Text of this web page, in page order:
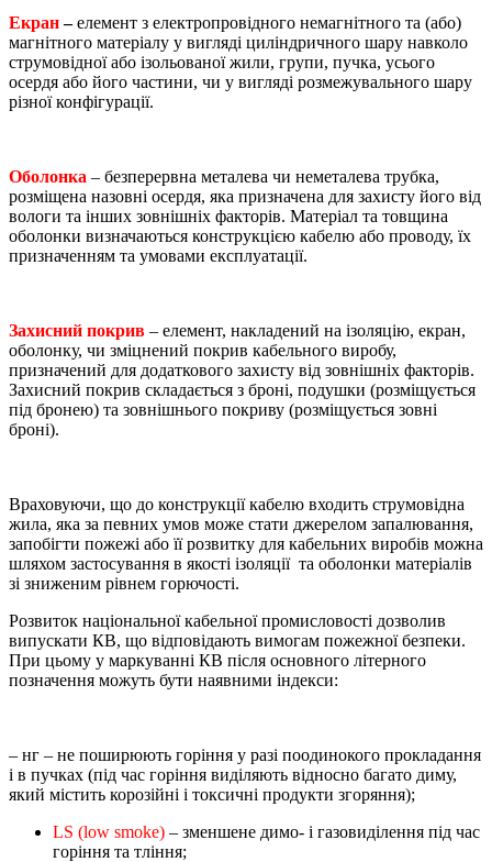
Екран–елемент з електропровідного немагнітного та (або)
магнітного матеріалу у вигляді циліндричного шару навколо
струмовідної або ізольованої жили, групи, пучка, усього
осердя або його частини, чи у вигляді розмежувального шару
різної конфігурації.
Оболонка – безперервна металева чи неметалева трубка,
розміщена назовні осердя, яка призначена для захисту його від
вологи та інших зовнішніх факторів. Матеріал та товщина
оболонки визначаються конструкцією кабелю або проводу, їх
призначенням та умовами експлуатації.
Захисний покрив – елемент, накладений на ізоляцію, екран,
оболонку, чи зміцнений покрив кабельного виробу,
призначений для додаткового захисту від зовнішніх факторів.
Захисний покрив складається з броні, подушки (розміщується
під бронею) та зовнішнього покриву (розміщується зовні
броні).
Враховуючи, що до конструкції кабелю входить струмовідна
жила, яка за певних умов може стати джерелом запалювання,
запобігти пожежі або її розвитку для кабельних виробів можна
шляхом застосування в якості ізоляції та оболонки матеріалів
зі зниженим рівнем горючості.
Розвиток національної кабельної промисловості дозволив
випускати КВ, що відповідають вимогам пожежної безпеки.
При цьому у маркуванні КВ після основного літерного
позначення можуть бути наявними індекси:
– нг – не поширюють горіння у разі поодинокого прокладання
і в пучках (під час горіння виділяють відносно багато диму,
який містить корозійні і токсичні продукти згоряння);
LS (low smoke) – зменшене димо- і газовиділення під час
горіння та тління;